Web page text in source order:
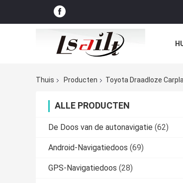
Thuis
Producten Toyota Draadloze
ALLE PRODUCTEN
De Doos van de autonavigatie (62)
Android-Navigatiedoos (69)
GPS-Navigatiedoos (28)